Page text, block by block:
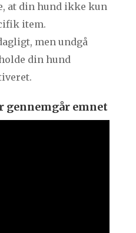
at din hund ikke kun
item.
men undgå
din hund
gennemgår emnet